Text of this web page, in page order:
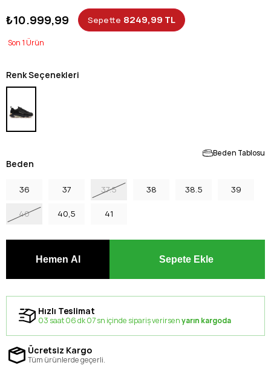
₺10.999,99 Sepette 8249,99 TL
1
Renk Seçenekleri
Beden Tablosu
Beden
36 37 37.5 38 38.5 39
40 40,5 41
Hızlı Teslimat
03 saat 06 dk 07 sn içinde sipariş verirsenyarın kargoda
Ücretsiz Kargo
Tüm ürünlerde geçerli.